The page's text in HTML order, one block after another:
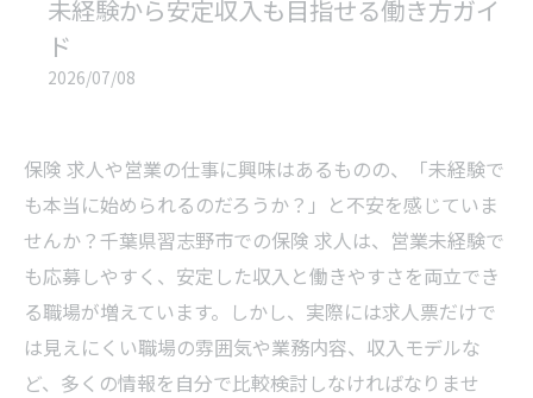
未経験から安定収入も目指せる働き方ガイ
ド
2026/07/08
保険 求人や営業の仕事に興味はあるものの、「未経験で
も本当に始められるのだろうか？」と不安を感じていま
せんか？千葉県習志野市での保険 求人は、営業未経験で
も応募しやすく、安定した収入と働きやすさを両立でき
る職場が増えています。しかし、実際には求人票だけで
は見えにくい職場の雰囲気や業務内容、収入モデルな
ど、多くの情報を自分で比較検討しなければなりませ